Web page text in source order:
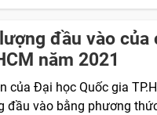
đầu vào của
năm 2021
của Đại học Quốc gia
vào bằng phương